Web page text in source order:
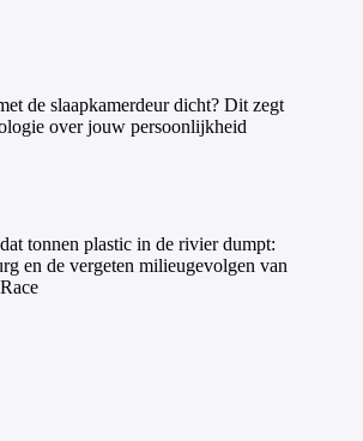
de slaapkamerdeur dicht? Dit zegt
over jouw persoonlijkheid
tonnen plastic in de rivier dumpt:
en de vergeten milieugevolgen van